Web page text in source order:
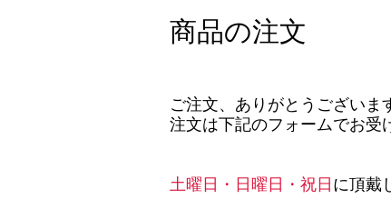
商品の注文
ご注文、ありがとうございま
注文は下記のフォームでお受
土曜日・日曜日・祝日 に頂戴